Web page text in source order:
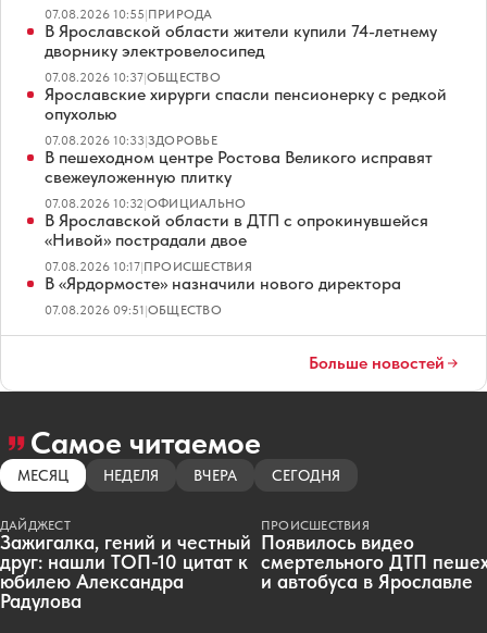
07.08.2026 10:55|ПРИРОДА
В Ярославской области жители купили 74-летнему
дворнику электровелосипед
07.08.2026 10:37|ОБЩЕСТВО
Ярославские хирурги спасли пенсионерку с редкой
опухолью
07.08.2026 10:33|ЗДОРОВЬЕ
В пешеходном центре Ростова Великого исправят
свежеуложенную плитку
07.08.2026 10:32|ОФИЦИАЛЬНО
В Ярославской области в ДТП с опрокинувшейся
«Нивой» пострадали двое
07.08.2026 10:17|ПРОИСШЕСТВИЯ
В «Ярдормосте» назначили нового директора
07.08.2026 09:51|ОБЩЕСТВО
Больше новостей
Самое читаемое
МЕСЯЦ НЕДЕЛЯ ВЧЕРА СЕГОДНЯ
ДАЙДЖЕСТ
Зажигалка, гений и честный
друг: нашли ТОП-10 цитат к
юбилею Александра
Радулова
ПРОИСШЕСТВИЯ
Появилось видео
смертельного ДТП
и автобуса в Ярославле